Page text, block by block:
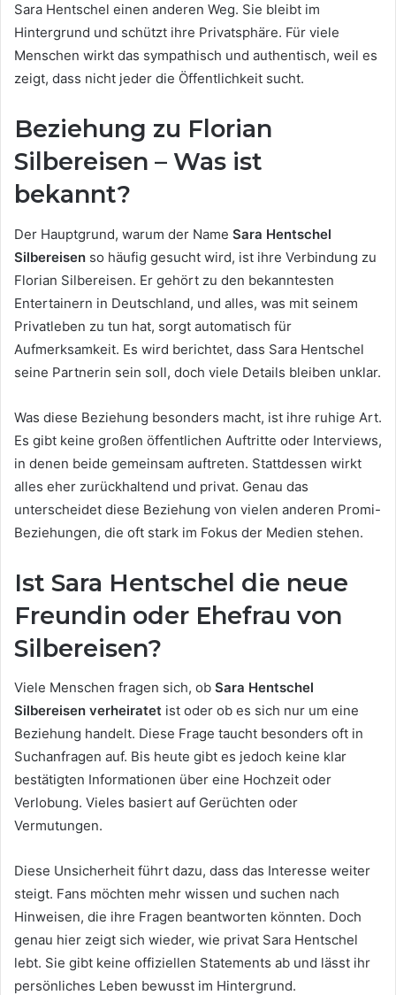
Sara Hentschel einen anderen Weg. Sie bleibt im
Hintergrund und schützt ihre Privatsphäre. Für viele
Menschen wirkt das sympathisch und authentisch, weil es
zeigt, dass nicht jeder die Öffentlichkeit sucht.
Beziehung zu Florian
Silbereisen – Was ist
bekannt?
Der Hauptgrund, warum der Name Sara Hentschel
Silbereisen so häufig gesucht wird, ist ihre Verbindung zu
Florian Silbereisen. Er gehört zu den bekanntesten
Entertainern in Deutschland, und alles, was mit seinem
Privatleben zu tun hat, sorgt automatisch für
Aufmerksamkeit. Es wird berichtet, dass Sara Hentschel
seine Partnerin sein soll, doch viele Details bleiben unklar.
Was diese Beziehung besonders macht, ist ihre ruhige Art.
Es gibt keine großen öffentlichen Auftritte oder Interviews,
in denen beide gemeinsam auftreten. Stattdessen wirkt
alles eher zurückhaltend und privat. Genau das
unterscheidet diese Beziehung von vielen anderen Promi-
Beziehungen, die oft stark im Fokus der Medien stehen.
Ist Sara Hentschel die neue
Freundin oder Ehefrau von
Silbereisen?
Viele Menschen fragen sich, ob Sara Hentschel
Silbereisen verheiratet ist oder ob es sich nur um eine
Beziehung handelt. Diese Frage taucht besonders oft in
Suchanfragen auf. Bis heute gibt es jedoch keine klar
bestätigten Informationen über eine Hochzeit oder
Verlobung. Vieles basiert auf Gerüchten oder
Vermutungen.
Diese Unsicherheit führt dazu, dass das Interesse weiter
steigt. Fans möchten mehr wissen und suchen nach
Hinweisen, die ihre Fragen beantworten könnten. Doch
genau hier zeigt sich wieder, wie privat Sara Hentschel
lebt. Sie gibt keine offiziellen Statements ab und lässt ihr
persönliches Leben bewusst im Hintergrund.